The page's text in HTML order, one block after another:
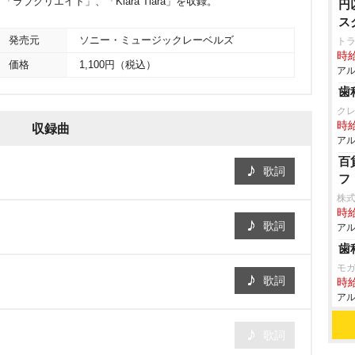
発売元 ソニー・ミュージックレーベルズ
価格 1,100円（税込）
収録曲
歌詞
歌詞
歌詞
円
ス
ト
時
ア
歯
ク
時
ア
百
フ
株
時
ア
歯
モ
時
ア